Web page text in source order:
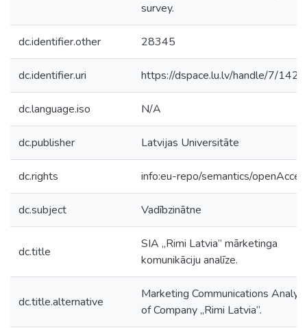
survey.
dc.identifier.other 28345
dc.identifier.uri https://dspace.lu.lv/handle/7/
dc.language.iso N/A
dc.publisher Latvijas Universitāte
dc.rights info:eu-repo/semantics/
dc.subject Vadībzinātne
dc.title
SIA „Rimi Latvia” mārketinga
komunikāciju analīze.
dc.title.alternative
Marketing Communications
of Company „Rimi Latvia”.